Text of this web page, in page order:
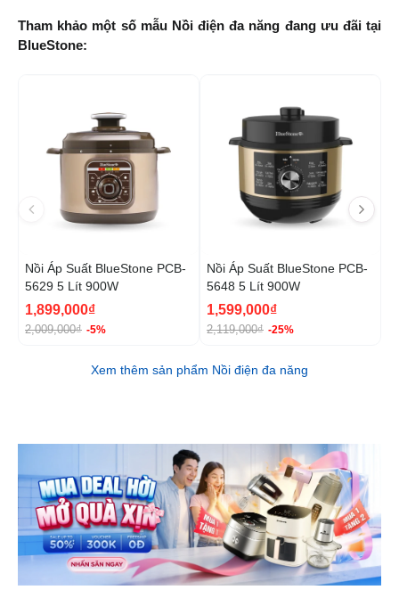
Tham khảo một số mẫu Nồi điện đa năng đang ưu đãi tại
BlueStone:
Nồi Áp Suất BlueStone PCB-
5629 5 Lít 900W
1,899,000₫
2,009,000₫ -5%
Nồi Áp Suất BlueStone PCB-
5648 5 Lít 900W
1,599,000₫
2,119,000₫ -25%
Xem thêm sản phẩm Nồi điện đa năng